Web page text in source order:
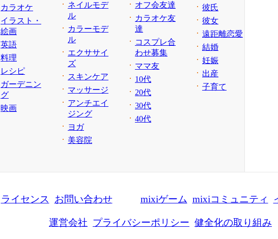
カラオケ
イラスト・
絵画
英語
料理
レシピ
ガーデニン
グ
映画
ネイルモデ
ル
カラーモデ
ル
エクササイ
ズ
スキンケア
マッサージ
アンチエイ
ジング
ヨガ
美容院
オフ会友達
カラオケ友
達
コスプレ合
わせ募集
ママ友
10代
20代
30代
40代
彼氏
彼女
遠距離恋愛
結婚
妊娠
出産
子育て
ライセンス お問い合わせ mixiゲーム mixiコミュニティ
運営会社 プライバシーポリシー 健全化の取り組み